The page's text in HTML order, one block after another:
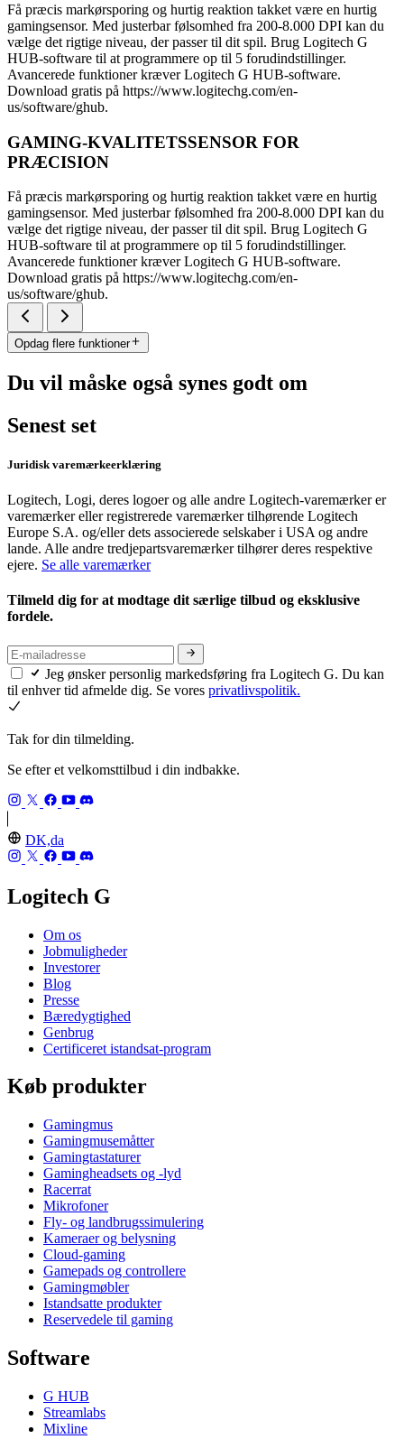
Få præcis markørsporing og hurtig reaktion takket være en hurtig
gamingsensor. Med justerbar følsomhed fra 200-8.000 DPI kan du
vælge det rigtige niveau, der passer til dit spil. Brug Logitech G
HUB-software til at programmere op til 5 forudindstillinger.
Avancerede funktioner kræver Logitech G HUB-software.
Download gratis på https://www.logitechg.com/en-
us/software/ghub.
GAMING-KVALITETSSENSOR FOR
PRÆCISION
Få præcis markørsporing og hurtig reaktion takket være en hurtig
gamingsensor. Med justerbar følsomhed fra 200-8.000 DPI kan du
vælge det rigtige niveau, der passer til dit spil. Brug Logitech G
HUB-software til at programmere op til 5 forudindstillinger.
Avancerede funktioner kræver Logitech G HUB-software.
Download gratis på https://www.logitechg.com/en-
us/software/ghub.
Opdag flere funktioner
Du vil måske også synes godt om
Senest set
Juridisk varemærkeerklæring
Logitech, Logi, deres logoer og alle andre Logitech-varemærker er
varemærker eller registrerede varemærker tilhørende Logitech
Europe S.A. og/eller dets associerede selskaber i USA og andre
lande. Alle andre tredjepartsvaremærker tilhører deres respektive
ejere. Se alle varemærker
Tilmeld dig for at modtage dit særlige tilbud og eksklusive
fordele.
Jeg ønsker personlig markedsføring fra Logitech G. Du kan
til enhver tid afmelde dig. Se vores privatlivspolitik.
Tak for din tilmelding.
Se efter et velkomsttilbud i din indbakke.
DK,da
Logitech G
Om os
Jobmuligheder
Investorer
Blog
Presse
Bæredygtighed
Genbrug
Certificeret istandsat-program
Køb produkter
Gamingmus
Gamingmusemåtter
Gamingtastaturer
Gamingheadsets og -lyd
Racerrat
Mikrofoner
Fly- og landbrugssimulering
Kameraer og belysning
Cloud-gaming
Gamepads og controllere
Gamingmøbler
Istandsatte produkter
Reservedele til gaming
Software
G HUB
Streamlabs
Mixline